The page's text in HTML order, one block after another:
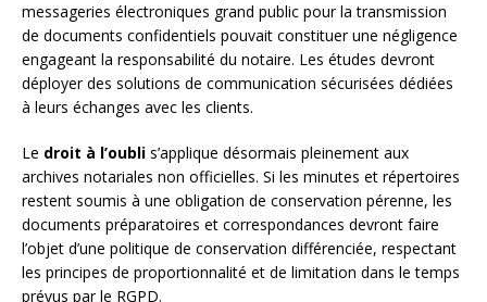
messageries électroniques grand public pour la transmission
de documents confidentiels pouvait constituer une négligence
engageant la responsabilité du notaire. Les études devront
déployer des solutions de communication sécurisées dédiées
à leurs échanges avec les clients.
Le droit à l’oubli s’applique désormais pleinement aux
archives notariales non officielles. Si les minutes et répertoires
restent soumis à une obligation de conservation pérenne, les
documents préparatoires et correspondances devront faire
l’objet d’une politique de conservation différenciée, respectant
les principes de proportionnalité et de limitation dans le temps
prévus par le RGPD.